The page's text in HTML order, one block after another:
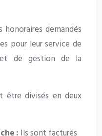
honoraires demandés
pour leur service de
de gestion de la
être divisés en deux